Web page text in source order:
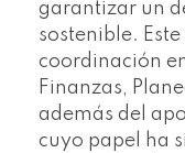
garantizar un
sostenible.
coordinación
Finanzas,
además del
cuyo papel ha